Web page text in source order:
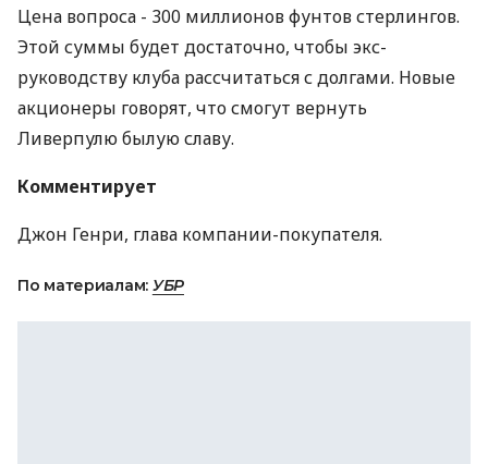
Цена вопроса - 300 миллионов фунтов стерлингов.
Этой суммы будет достаточно, чтобы экс-
руководству клуба рассчитаться с долгами. Новые
акционеры говорят, что смогут вернуть
Ливерпулю былую славу.
Комментирует
Джон Генри, глава компании-покупателя.
По материалам: УБР